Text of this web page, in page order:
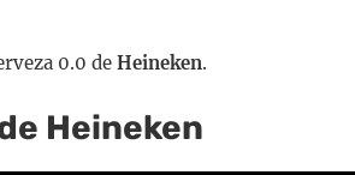
0.0 de Heineken.
Heineken